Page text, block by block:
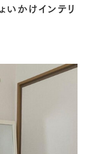
かけインテリ